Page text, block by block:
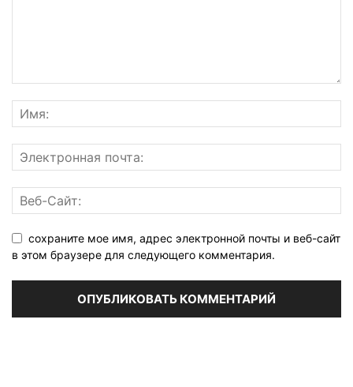
сохраните мое имя, адрес электронной почты и веб-сайт
в этом браузере для следующего комментария.